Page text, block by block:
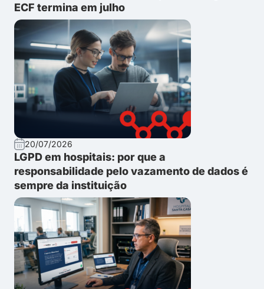
ECF termina em julho
20/07/2026
LGPD em hospitais: por que a
responsabilidade pelo vazamento de dados é
sempre da instituição